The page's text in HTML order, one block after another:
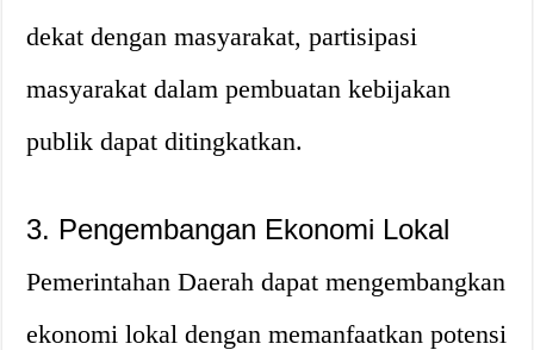
dekat dengan masyarakat, partisipasi
masyarakat dalam pembuatan kebijakan
publik dapat ditingkatkan.
3. Pengembangan Ekonomi Lokal
Pemerintahan Daerah dapat mengembangkan
ekonomi lokal dengan memanfaatkan potensi